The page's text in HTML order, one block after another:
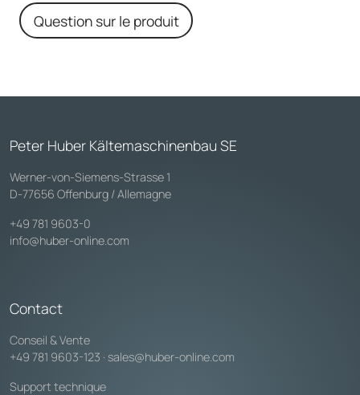
Question sur le produit
Peter Huber Kältemaschinenbau SE
Werner-von-Siemens-Strasse 1
D-77656 Offenburg / Allemagne
+49 781 9603-0
info@huber-online.com
Contact
Conseil & Vente
+49 781 9603-123 · sales@huber-online.com
Support technique